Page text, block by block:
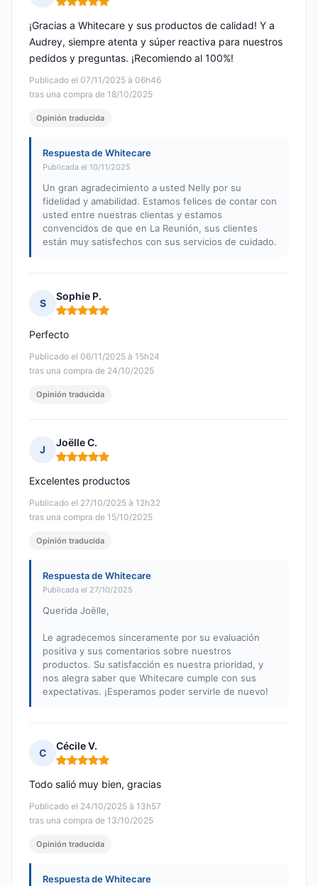
Nota: 5 de 5
Publicado el 07/11/2025 à 06h46
tras una compra de 18/10/2025
¡Gracias a Whitecare y sus productos de calidad! Y a
Audrey, siempre atenta y súper reactiva para nuestros
pedidos y preguntas. ¡Recomiendo al 100%!
Opinión traducida
Respuesta de Whitecare
Publicada el 10/11/2025
Un gran agradecimiento a usted Nelly por su
fidelidad y amabilidad. Estamos felices de contar con
usted entre nuestras clientas y estamos
convencidos de que en La Reunión, sus clientes
están muy satisfechos con sus servicios de cuidado.
S
Sophie P.
Nota: 5 de 5
Publicado el 06/11/2025 à 15h24
tras una compra de 24/10/2025
Perfecto
Opinión traducida
J
Joëlle C.
Nota: 5 de 5
Publicado el 27/10/2025 à 12h32
tras una compra de 15/10/2025
Excelentes productos
Opinión traducida
Respuesta de Whitecare
Publicada el 27/10/2025
Querida Joëlle,
Le agradecemos sinceramente por su evaluación
positiva y sus comentarios sobre nuestros
productos. Su satisfacción es nuestra prioridad, y
nos alegra saber que Whitecare cumple con sus
expectativas. ¡Esperamos poder servirle de nuevo!
C
Cécile V.
Nota: 5 de 5
Publicado el 24/10/2025 à 13h57
tras una compra de 13/10/2025
Todo salió muy bien, gracias
Opinión traducida
Respuesta de Whitecare